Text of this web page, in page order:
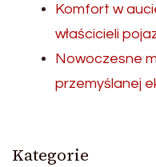
Komfort w
właścicieli
Nowoczesne
przemyślanej
Kategorie